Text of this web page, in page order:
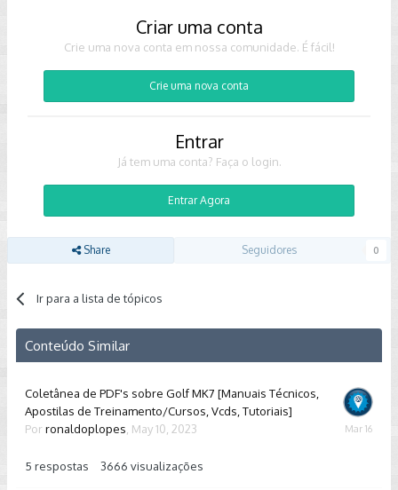
Criar uma conta
Crie uma nova conta em nossa comunidade. É fácil!
Crie uma nova conta
Entrar
Já tem uma conta? Faça o login.
Entrar Agora
Share Seguidores 0
Ir para a lista de tópicos
Conteúdo Similar
Coletânea de PDF's sobre Golf MK7 [Manuais Técnicos,
Apostilas de Treinamento/Cursos, Vcds, Tutoriais]
Por ronaldoplopes May 10, 2023
5 respostas 3666 visualizações
March